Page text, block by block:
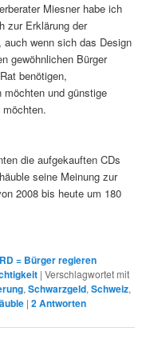
Miesner habe ich
zur Erklärung der
auch wenn sich das Design
gewöhnlichen Bürger
benötigen,
möchten und günstige
möchten.
die aufgekauften CDs
seine Meinung zur
2008 bis heute um 180
= Bürger regieren
|Verschlagwortet mit
,Schwarzgeld,Schweiz,
|2Antworten